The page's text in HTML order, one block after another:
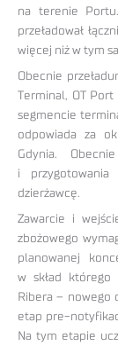
na terenie
przeładował
więcej niż w tym
Obecnie
Terminal, OT
segmencie
odpowiada za
Gdynia.
i przygotowania
dzierżawcę.
Zawarcie i
zbożowego
planowanej
w skład którego
Ribera – nowego
etap pre-
Na tym etapie